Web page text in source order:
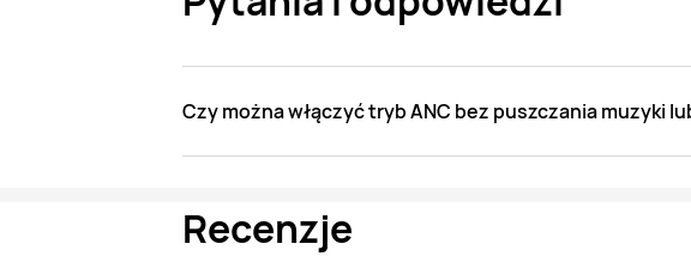
Czy można włączyć tryb ANC bez puszczania muzyki
Recenzje